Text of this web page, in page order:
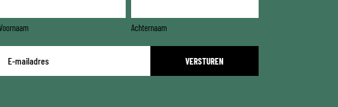
Achternaam
mailadres